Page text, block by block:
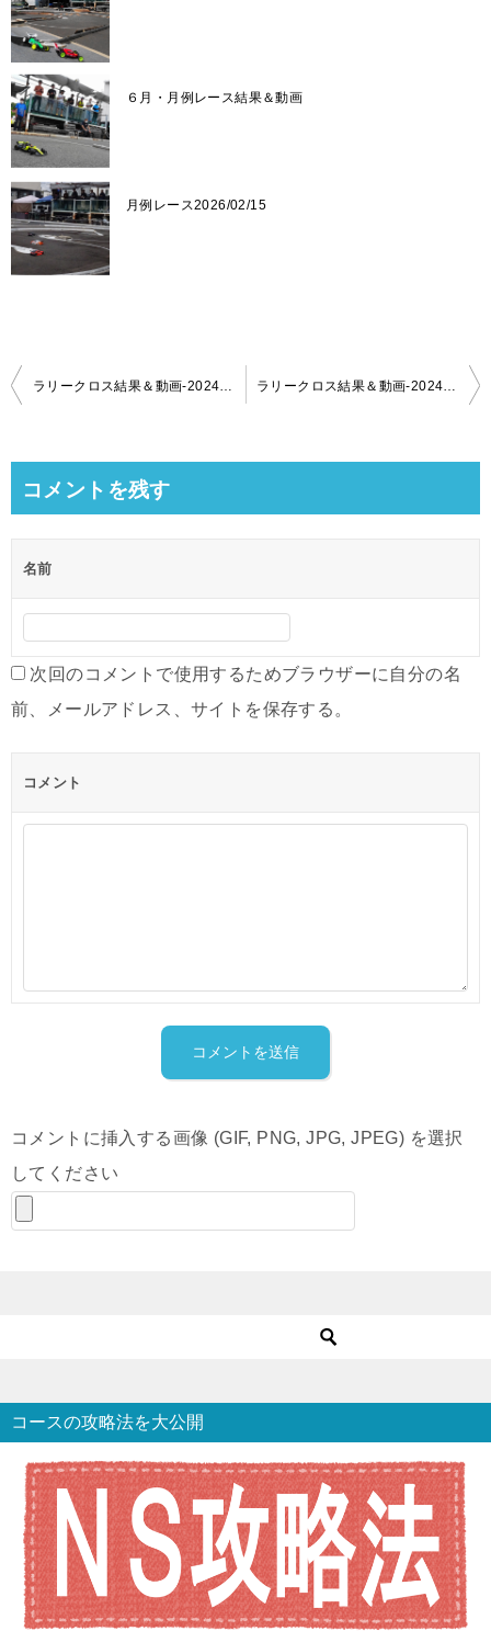
６月・月例レース結果＆動画
月例レース2026/02/15
投
ビ
ー
ン
ラリークロス結果＆動画-2024-04-28 ラリークロス結果＆動画-2024-07-28
コメントを残す
名前
次回のコメントで使用するためブラウザーに自分の名
前、メールアドレス、サイトを保存する。
コメント
コメントに挿入する画像 (GIF, PNG, JPG, JPEG) を選択
してください
コースの攻略法を大公開